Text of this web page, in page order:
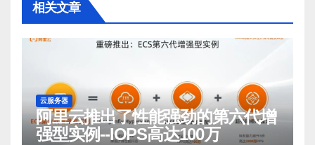
相关文章
云服务器
阿里云推出了性能强劲的第六代增
强型实例--IOPS高达100万